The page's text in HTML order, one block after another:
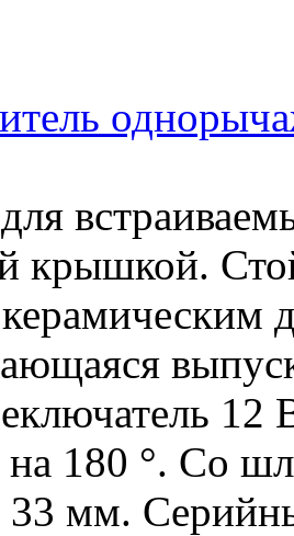
крышкой.
керамическим
12
на 180 °. Со
33 мм.